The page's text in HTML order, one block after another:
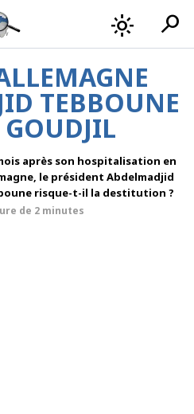
light_mode search
TEBBOUNE
après son hospitalisation en
le président Abdelmadjid
risque-t-il la destitution ?
de 2 minutes